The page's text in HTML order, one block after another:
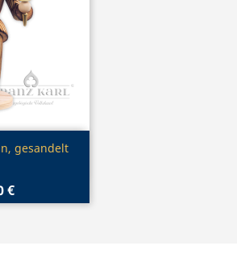
gesandelt
€